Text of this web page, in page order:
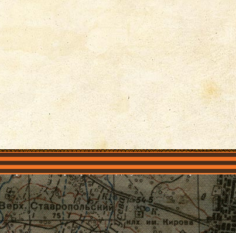
Проекты Герои рядом Документы Галерея О нас